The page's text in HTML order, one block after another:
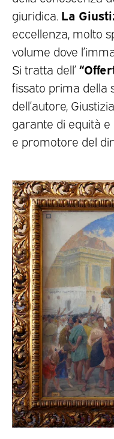
giuridica. La
eccellenza, molto
volume dove
Si tratta dell’
fissato prima della
dell’autore,
garante di equità
e promotore del